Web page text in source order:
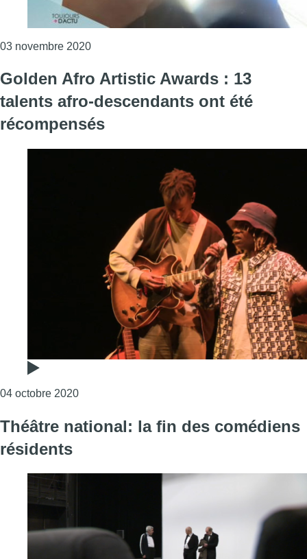
03 novembre 2020Consulter l'article "Fabrice Murgia quittera
Golden Afro Artistic Awards : 13
talents afro-descendants ont été
récompensés
04 octobre 2020Consulter l'article "Golden Afro Artistic
Théâtre national: la fin des comédiens
résidents